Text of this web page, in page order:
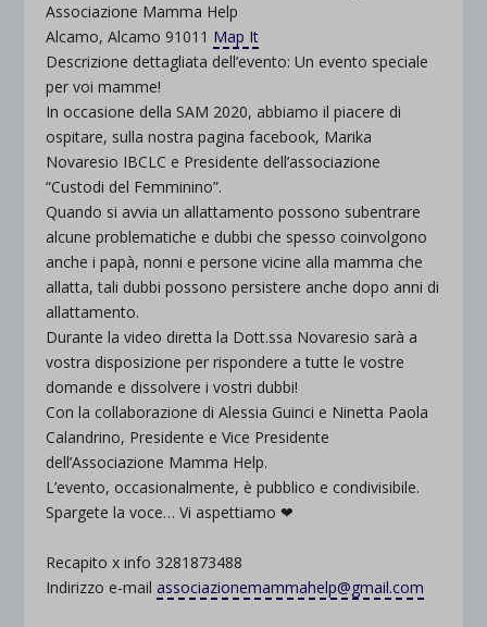
Associazione Mamma Help
Alcamo, Alcamo 91011 Map It
Descrizione dettagliata dell’evento: Un evento speciale
per voi mamme!
In occasione della SAM 2020, abbiamo il piacere di
ospitare, sulla nostra pagina facebook, Marika
Novaresio IBCLC e Presidente dell’associazione
“Custodi del Femminino”.
Quando si avvia un allattamento possono subentrare
alcune problematiche e dubbi che spesso coinvolgono
anche i papà, nonni e persone vicine alla mamma che
allatta, tali dubbi possono persistere anche dopo anni di
allattamento.
Durante la video diretta la Dott.ssa Novaresio sarà a
vostra disposizione per rispondere a tutte le vostre
domande e dissolvere i vostri dubbi!
Con la collaborazione di Alessia Guinci e Ninetta Paola
Calandrino, Presidente e Vice Presidente
dell’Associazione Mamma Help.
L’evento, occasionalmente, è pubblico e condivisibile.
Spargete la voce… Vi aspettiamo ❤
Recapito x info 3281873488
Indirizzo e-mailassociazionemammahelp@gmail.com